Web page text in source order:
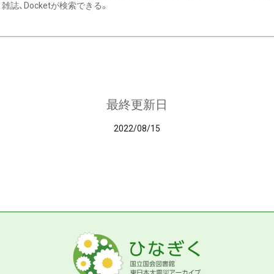
雑誌、Docketが検索できる。
最終更新日
2022/08/15